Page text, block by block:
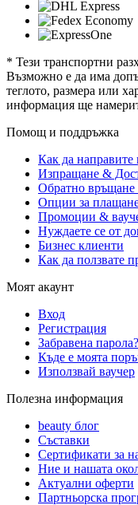
* Тези транспортни
Възможно е да има
теглото, размера или
информация ще
Помощ и поддръжка
Как да направите
Изпращане &
Обратно връщане
Опции за
Промоции &
Нуждаете се от
Бизнес клиенти
Как да ползвате
Моят акаунт
Вход
Регистрация
Забравена парола?
Къде е моята
Използвай ваучер
Полезна информация
beauty блог
Съставки
Сертификати за
Ние и нашата
Актуални оферти
Партньорска